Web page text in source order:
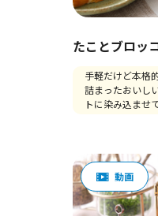
たことブロッ
手軽だけど本格
詰まったおいし
トに染み込ませ